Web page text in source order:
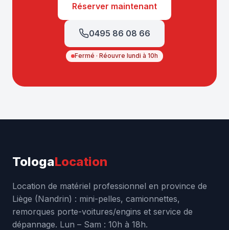
Réserver maintenant
0495 86 08 66
Fermé · Réouvre lundi à 10h
TologaLocation
Location de matériel professionnel en province de
Liège (Nandrin) : mini-pelles, camionnettes,
remorques porte-voitures/engins et service de
dépannage. Lun – Sam : 10h à 18h.